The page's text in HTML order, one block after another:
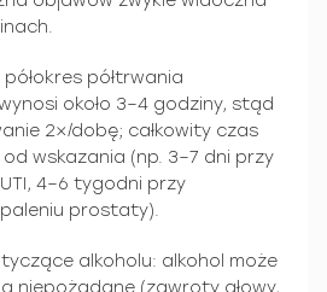
półokres półtrwania
około 3–4 godziny, stąd
2×/dobę; całkowity czas
od wskazania (np. 3–7 dni przy
4–6 tygodni przy
prostaty).
alkoholu: alkohol może
niepożądane (zawroty głowy,